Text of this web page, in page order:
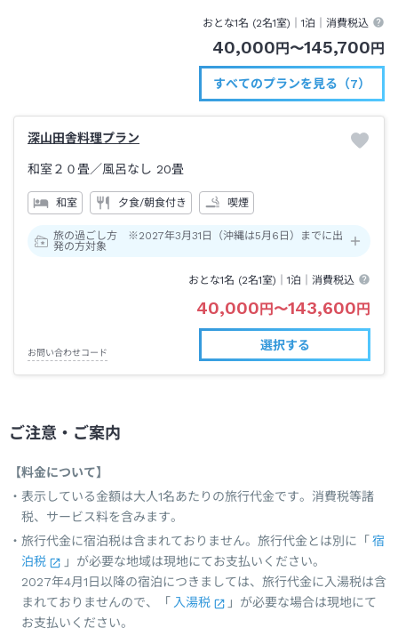
おとな1名 (2名1室)｜1泊 ｜消費税込
40,000 円 〜145,700 円
すべてのプランを見る（7）
深山田舎料理プラン
和室２０畳／風呂なし 20畳
和室 夕食/朝食付き 喫煙
旅の過ごし方 ※2027年3月31日（沖縄は5月6日）までに出
発の方対象
おとな1名 (2名1室)｜1泊 ｜消費税込
40,000 円 〜143,600 円
お問い合わせコード
選択する
ご注意・ご案内
【料金について】
表示している金額は大人1名あたりの旅行代金です。消費税等諸
税、サービス料を含みます。
旅行代金に宿泊税は含まれておりません。旅行代金とは別に「 宿
泊税
」が必要な地域は現地にてお支払いください。
2027年4月1日以降の宿泊につきましては、旅行代金に入湯税は含
まれておりませんので、「 入湯税
」が必要な場合は現地にて
お支払いください。